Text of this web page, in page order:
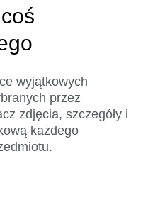
wyjątkowych
przez
zdjęcia, szczegóły i
każdego